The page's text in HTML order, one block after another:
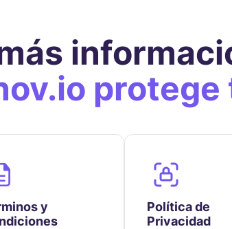
y
Política de
Privacidad